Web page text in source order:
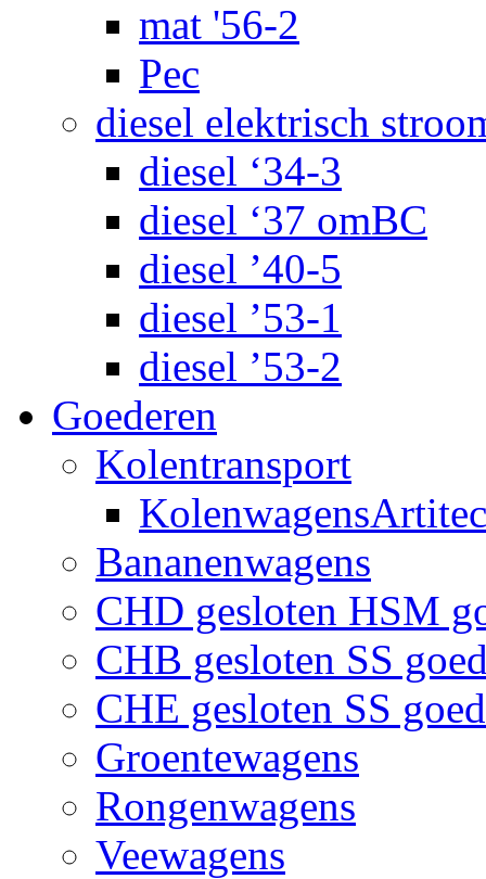
mat '56-2
Pec
diesel elektrisch
diesel ‘34-3
diesel ‘37 omBC
diesel ’40-5
diesel ’53-1
diesel ’53-2
Goederen
Kolentransport
KolenwagensArtitec
Bananenwagens
CHD gesloten HSM
CHB gesloten SS
CHE gesloten SS
Groentewagens
Rongenwagens
Veewagens